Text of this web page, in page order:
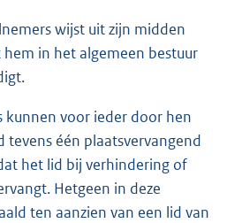
wijst uit zijn midden
in het algemeen bestuur
kunnen voor ieder door hen
tevens één plaatsvervangend
het lid bij verhindering of
Hetgeen in deze
ten aanzien van een lid van